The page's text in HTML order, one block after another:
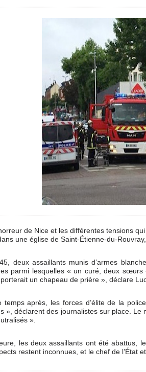
de Nice et les différentes tensions
une église de Saint-Étienne-du-
deux assaillants munis d’armes
parmi lesquelles « un curé, deux sœurs
un chapeau de prière », déclare
temps après, les forces d’élite de la
», déclarent des journalistes sur place. Le
».
les deux assaillants ont été abattus,
restent inconnues, et le chef de l’État